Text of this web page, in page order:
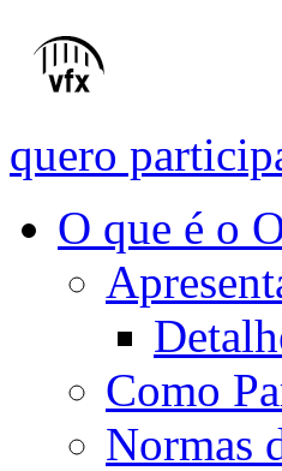
quero
O que é o
Como
Normas